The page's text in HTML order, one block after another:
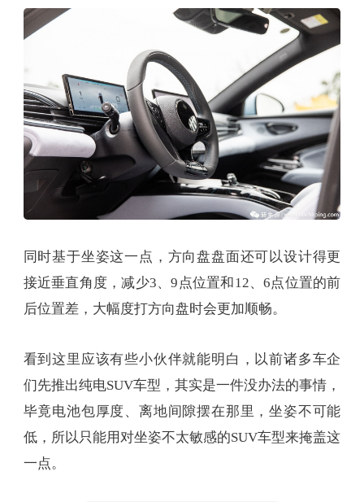
同时基于坐姿这一点，方向盘盘面还可以设计得更
接近垂直角度，减少3、9点位置和12、6点位置的前
后位置差，大幅度打方向盘时会更加顺畅。
看到这里应该有些小伙伴就能明白，以前诸多车企
们先推出纯电SUV车型，其实是一件没办法的事情，
毕竟电池包厚度、离地间隙摆在那里，坐姿不可能
低，所以只能用对坐姿不太敏感的SUV车型来掩盖这
一点。